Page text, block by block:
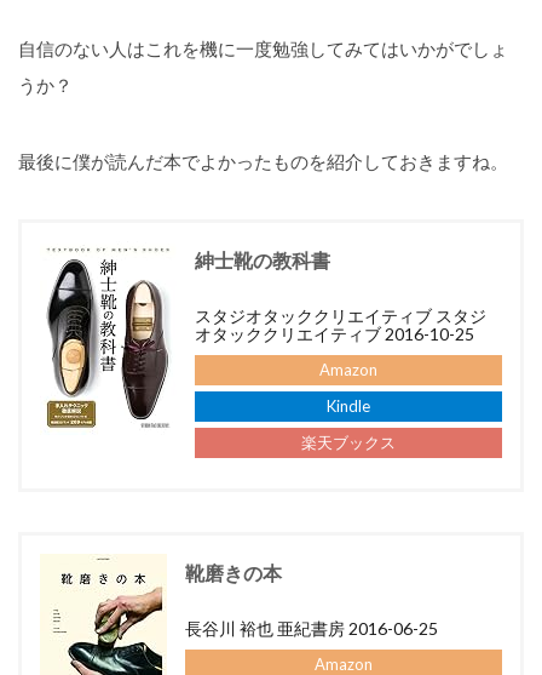
自信のない人はこれを機に一度勉強してみてはいかがでしょ
うか？
最後に僕が読んだ本でよかったものを紹介しておきますね。
紳士靴の教科書
スタジオタッククリエイティブ スタジ
オタッククリエイティブ 2016-10-25
Amazon
Kindle
楽天ブックス
靴磨きの本
長谷川 裕也 亜紀書房 2016-06-25
Amazon